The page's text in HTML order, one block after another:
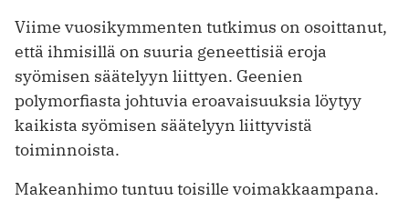
Viime vuosikymmenten tutkimus on osoittanut,
että ihmisillä on suuria geneettisiä eroja
syömisen säätelyyn liittyen. Geenien
polymorfiasta johtuvia eroavaisuuksia löytyy
kaikista syömisen säätelyyn liittyvistä
toiminnoista.
Makeanhimo tuntuu toisille voimakkaampana.